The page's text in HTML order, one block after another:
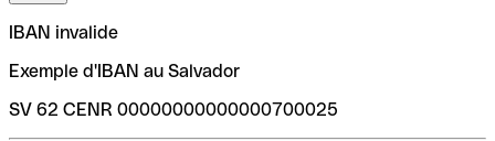
IBAN invalide
Exemple d'IBAN au Salvador
SV 62 CENR 00000000000000700025